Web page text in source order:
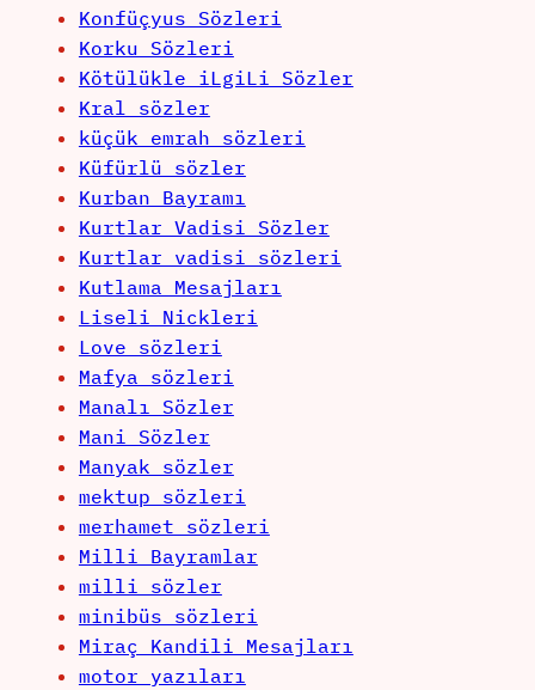
Konfüçyus Sözleri
Korku Sözleri
Kötülükle iLgiLi Sözler
Kral sözler
küçük emrah sözleri
Küfürlü sözler
Kurban Bayramı
Kurtlar Vadisi Sözler
Kurtlar vadisi sözleri
Kutlama Mesajları
Liseli Nickleri
Love sözleri
Mafya sözleri
Manalı Sözler
Mani Sözler
Manyak sözler
mektup sözleri
merhamet sözleri
Milli Bayramlar
milli sözler
minibüs sözleri
Miraç Kandili Mesajları
motor yazıları